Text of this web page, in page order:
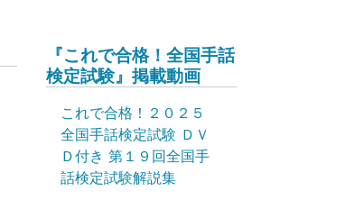
『これで合格！全国手話
検定試験』掲載動画
これで合格！２０２５
全国手話検定試験 ＤＶ
Ｄ付き 第１９回全国手
話検定試験解説集